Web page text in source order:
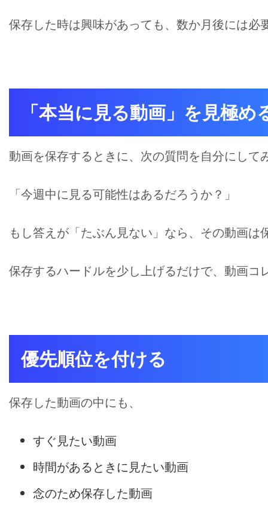
保存した時は興味があっても、数か月後には
「本当に見る動画」を見極め
動画を保存するときに、次の質問を自分にして
「今週中に見る可能性はあるだろうか？」
もし答えが「たぶん見ない」なら、その動画
保存するハードルを少し上げるだけで、動画
優先順位を付ける
保存した動画の中にも、
すぐ見たい動画
時間があるときに見たい動画
念のため保存した動画